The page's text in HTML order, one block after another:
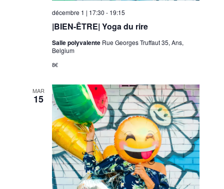
|BIEN-ÊTRE| Yoga du rire
décembre 1 | 17:30 - 19:15
Salle polyvalente Rue Georges Truffaut 35, Ans,
Belgium
8€
MAR
15